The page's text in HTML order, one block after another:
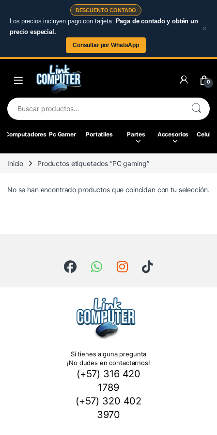
DESCUENTO CONTADO
Los precios incluyen pago con tarjeta. Paga de contado y obtén un
precio especial.
Consultar por WhatsApp
×
Skip to navigation
0
Buscar por:
Computadores Pc Gamer Portatiles Partes Accesorios
Inicio Productos etiquetados “PC gaming”
No se han encontrado productos que coincidan con tu selección.
Sí tienes alguna pregunta
¡No dudes en contactarnos!
(+57) 316 420
1789
(+57) 320 402
3970